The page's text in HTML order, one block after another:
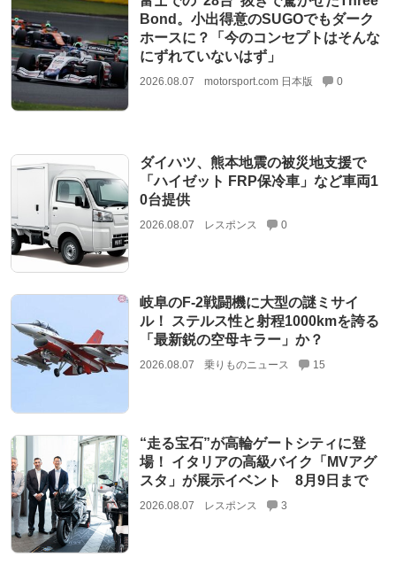
Bond。小出得意のSUGOでもダーク
ホースに？「今のコンセプトはそんな
にずれていないはず」
2026.08.07 motorsport.com 日本版 0
ダイハツ、熊本地震の被災地支援で
「ハイゼット FRP保冷車」など車両1
0台提供
2026.08.07 レスポンス 0
岐阜のF-2戦闘機に大型の謎ミサイ
ル！ ステルス性と射程1000kmを誇る
「最新鋭の空母キラー」か？
2026.08.07 乗りものニュース 15
“走る宝石”が高輪ゲートシティに登
場！ イタリアの高級バイク「MVアグ
スタ」が展示イベント 8月9日まで
2026.08.07 レスポンス 3